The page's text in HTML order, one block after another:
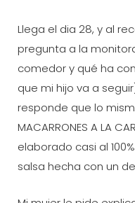
Llega el dia 28, y al
pregunta a la
comedor y qué ha
que mi hijo va a
responde que lo
MACARRONES A LA
elaborado casi al
salsa hecha con un